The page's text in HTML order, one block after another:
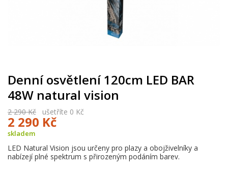
Denní osvětlení 120cm LED BAR
48W natural vision
2 290 Kč ušetříte 0 Kč
2 290 Kč
skladem
LED Natural Vision jsou určeny pro plazy a obojživelníky a
nabízejí plné spektrum s přirozeným podáním barev.